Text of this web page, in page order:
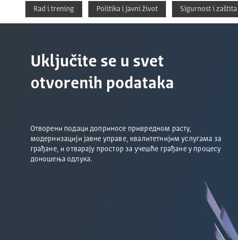
Rad i trening Politika i javni život Sigurnost i zaštita
Uključite se u svet
otvorenih podataka
Отворени подаци доприносе привредном расту,
модернизацији јавне управе, квалитетнијим услугама за
грађане, и отварају простор за учешће грађане у процесу
доношења одлука.